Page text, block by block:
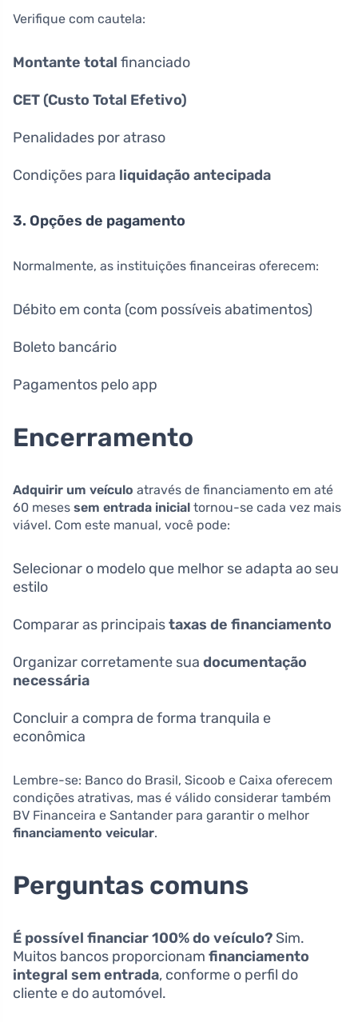
Verifique com cautela:
Montante total financiado
CET (Custo Total Efetivo)
Penalidades por atraso
Condições para liquidação antecipada
3. Opções de pagamento
Normalmente, as instituições financeiras oferecem:
Débito em conta (com possíveis abatimentos)
Boleto bancário
Pagamentos pelo app
Encerramento
Adquirir um veículo através de financiamento em até
60 meses sem entrada inicial tornou-se cada vez mais
viável. Com este manual, você pode:
Selecionar o modelo que melhor se adapta ao seu
estilo
Comparar as principaistaxas de financiamento
Organizar corretamente sua documentação
necessária
Concluir a compra de forma tranquila e
econômica
Lembre-se: Banco do Brasil, Sicoob e Caixa oferecem
condições atrativas, mas é válido considerar também
BV Financeira e Santander para garantir o melhor
financiamento veicular.
Perguntas comuns
É possível financiar 100% do veículo? Sim.
Muitos bancos proporcionam financiamento
integral sem entrada, conforme o perfil do
cliente e do automóvel.